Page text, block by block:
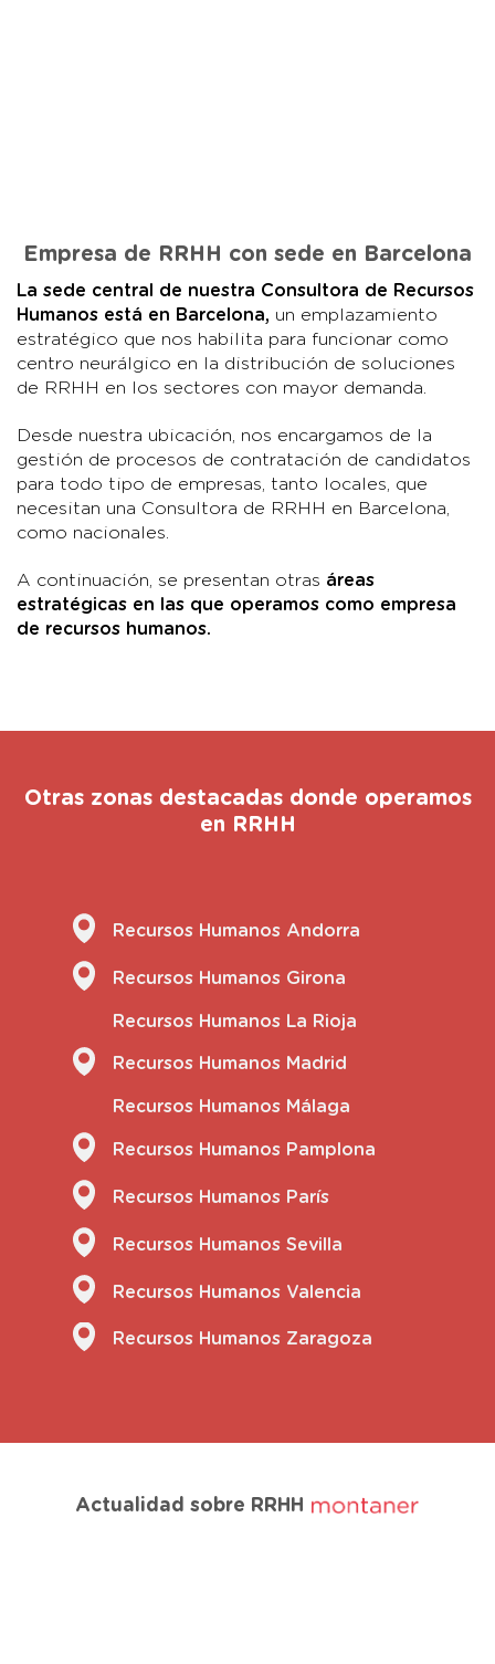
Empresa de RRHH con sede en Barcelona
La sede central de nuestra Consultora de Recursos
Humanos está en Barcelona, un emplazamiento
estratégico que nos habilita para funcionar como
centro neurálgico en la distribución de soluciones
de RRHH en los sectores con mayor demanda.
Desde nuestra ubicación, nos encargamos de la
gestión de procesos de contratación de candidatos
para todo tipo de empresas, tanto locales, que
necesitan una Consultora de RRHH en Barcelona,
como nacionales.
A continuación, se presentan otras áreas
estratégicas en las que operamos como empresa
de recursos humanos.
Otras zonas destacadas donde operamos
en RRHH
Recursos Humanos Andorra
Recursos Humanos Girona
Recursos Humanos La Rioja
Recursos Humanos Madrid
Recursos Humanos Málaga
Recursos Humanos Pamplona
Recursos Humanos París
Recursos Humanos Sevilla
Recursos Humanos Valencia
Recursos Humanos Zaragoza
Actualidad sobre RRHH